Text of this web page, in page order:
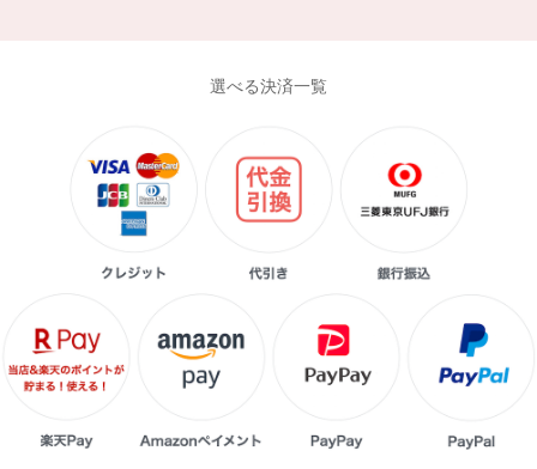
選べる決済一覧